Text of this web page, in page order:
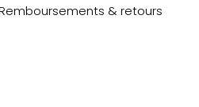
& retours